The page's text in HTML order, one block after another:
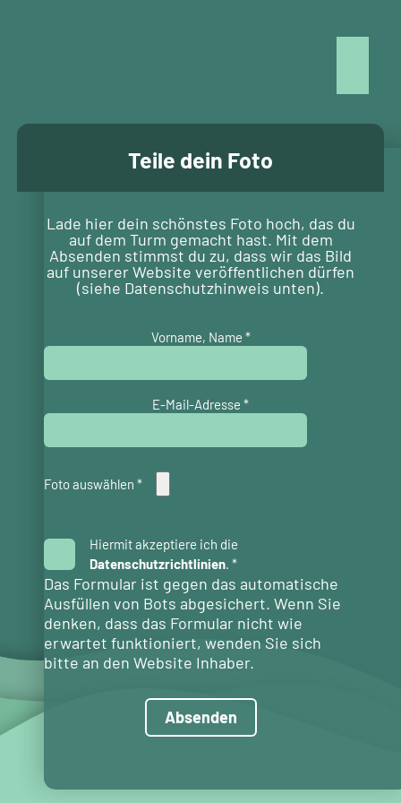
Teile dein Foto
Lade hier dein schönstes Foto hoch, das du
auf dem Turm gemacht hast. Mit dem
Absenden stimmst du zu, dass wir das Bild
auf unserer Website veröffentlichen dürfen
(siehe Datenschutzhinweis unten).
Vorname, Name *
E-Mail-Adresse *
Foto auswählen *
Hiermit
akzeptiere
ich
die
Datenschutzrichtlinien.
*
Hiermit akzeptiere ich die
Datenschutzrichtlinien . *
Das Formular ist gegen das automatische
Ausfüllen von Bots abgesichert. Wenn Sie
denken, dass das Formular nicht wie
erwartet funktioniert, wenden Sie sich
bitte an den Website Inhaber.
Absenden